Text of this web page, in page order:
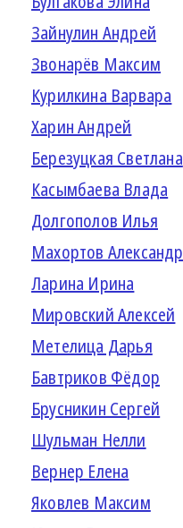
Зайнулин Андрей
Звонарёв Максим
Курилкина Варвара
Харин Андрей
Березуцкая Светлана
Касымбаева Влада
Долгополов Илья
Махортов Александр
Ларина Ирина
Мировский Алексей
Метелица Дарья
Бавтриков Фёдор
Брусникин Сергей
Шульман Нелли
Вернер Елена
Яковлев Максим